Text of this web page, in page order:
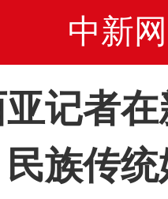
中新网
记者
民族传